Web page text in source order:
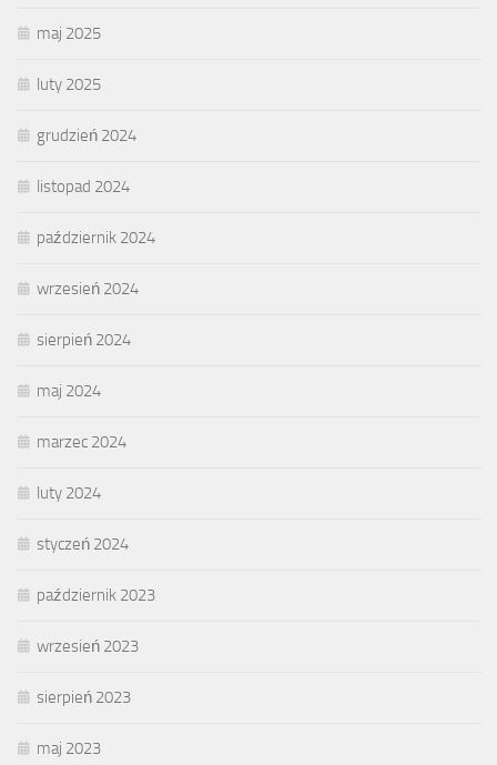
maj 2025
luty 2025
grudzień 2024
listopad 2024
październik 2024
wrzesień 2024
sierpień 2024
maj 2024
marzec 2024
luty 2024
styczeń 2024
październik 2023
wrzesień 2023
sierpień 2023
maj 2023